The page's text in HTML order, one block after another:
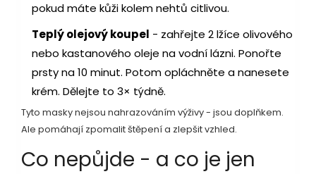
pokud máte kůži kolem nehtů citlivou.
Teplý olejový koupel - zahřejte 2 lžíce olivového
nebo kastanového oleje na vodní lázni. Ponořte
prsty na 10 minut. Potom opláchněte a nanesete
krém. Dělejte to 3× týdně.
Tyto masky nejsou nahrazováním výživy - jsou doplňkem.
Ale pomáhají zpomalit štěpení a zlepšit vzhled.
Co nepůjde - a co je jen